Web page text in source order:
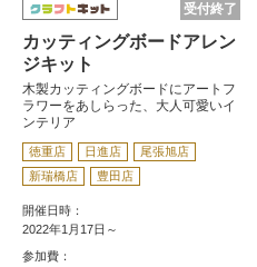
受付終了
カッティングボードアレン
ジキット
木製カッティングボードにアートフ
ラワーをあしらった、大人可愛いイ
ンテリア
徳重店 日進店
尾張旭店
新瑞橋店
豊田店
開催日時：
2022年1月17日～
参加費：